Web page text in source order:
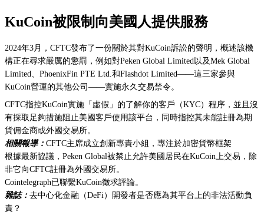
KuCoin被限制向美國人提供服務
2024年3月，CFTC發布了一份關於其對KuCoin訴訟的聲明，概述該機
構正在尋求嚴厲的懲罰，例如對Peken Global Limited以及Mek Global
Limited、PhoenixFin PTE Ltd.和Flashdot Limited——這三家參與
KuCoin營運的其他公司——實施永久交易禁令。
CFTC指控KuCoin實施「虛假」的了解你的客戶（KYC）程序，並且沒
有採取足夠措施阻止美國客戶使用該平台，同時指控其未能註冊為期
貨佣金商或外國交易所。
相關報導： CFTC主席成立創新專責小組，專注於加密貨幣框架
根據最新協議，Peken Global被禁止允許美國居民在KuCoin上交易，除
非它向CFTC註冊為外國交易所。
Cointelegraph已聯繫KuCoin徵求評論。
雜誌： 去中心化金融（DeFi）開發者是否應為其平台上的非法活動負
責？